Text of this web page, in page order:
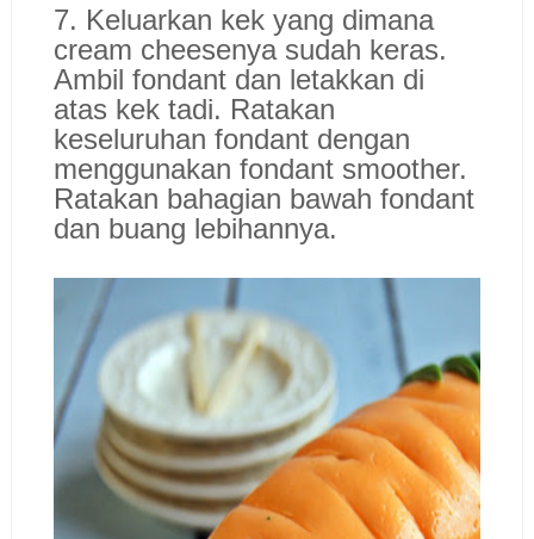
7. Keluarkan kek yang dimana
cream cheesenya sudah keras.
Ambil fondant dan letakkan di
atas kek tadi. Ratakan
keseluruhan fondant dengan
menggunakan fondant smoother.
Ratakan bahagian bawah fondant
dan buang lebihannya.